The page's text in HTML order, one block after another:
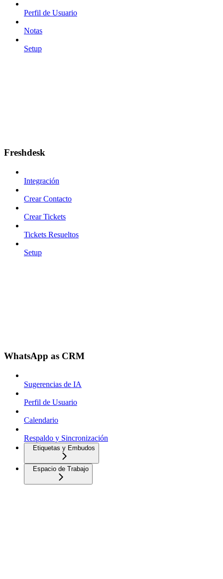
Perfil de Usuario
Notas
Setup
Freshdesk
Integración
Crear Contacto
Crear Tickets
Tickets Resueltos
Setup
WhatsApp as CRM
Sugerencias de IA
Perfil de Usuario
Calendario
Respaldo y Sincronización
Etiquetas y Embudos
Espacio de Trabajo